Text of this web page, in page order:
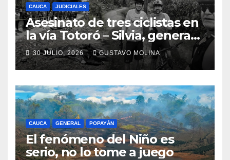
CAUCA JUDICIALES
Asesinato de tres ciclistas en
la vía Totoró – Silvia, genera
consternación en el Cauca
30 JULIO, 2026 GUSTAVO MOLINA
CAUCA GENERAL POPAYÁN
El fenómeno del Niño es
serio, no lo tome a juego